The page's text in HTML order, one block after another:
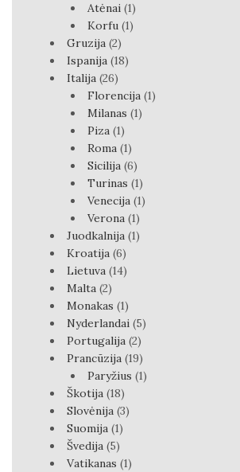
Atėnai (1)
Korfu (1)
Gruzija (2)
Ispanija (18)
Italija (26)
Florencija (1)
Milanas (1)
Piza (1)
Roma (1)
Sicilija (6)
Turinas (1)
Venecija (1)
Verona (1)
Juodkalnija (1)
Kroatija (6)
Lietuva (14)
Malta (2)
Monakas (1)
Nyderlandai (5)
Portugalija (2)
Prancūzija (19)
Paryžius (1)
Škotija (18)
Slovėnija (3)
Suomija (1)
Švedija (5)
Vatikanas (1)